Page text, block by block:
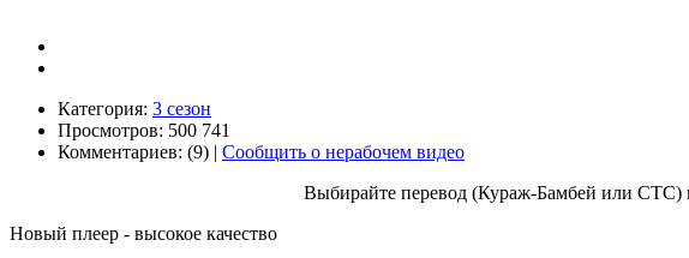
Категория: 3 сезон
Просмотров: 500 741
Комментариев: (9) | Сообщить о нерабочем видео
Выбирайте перевод (Кураж-Бамбей или СТС)
Новый плеер - высокое качество